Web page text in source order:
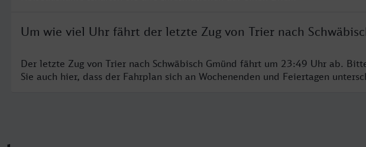
Um wie viel Uhr fährt der letzte Zug von Trier nach
Der letzte Zug von Trier nach Schwäbisch Gmünd fährt um 23:49 Uhr ab.
Sie auch hier, dass der Fahrplan sich an Wochenenden und Feiertagen